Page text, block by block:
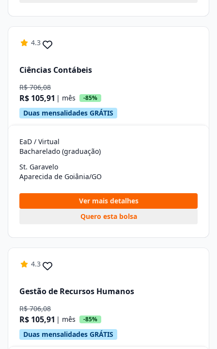
4.3
Ciências Contábeis
R$ 706,08
R$ 105,91 | mês -85%
Duas mensalidades GRÁTIS
EaD / Virtual
Bacharelado (graduação)
St. Garavelo
Aparecida de Goiânia/GO
Ver mais detalhes
Quero esta bolsa
4.3
Gestão de Recursos Humanos
R$ 706,08
R$ 105,91 | mês -85%
Duas mensalidades GRÁTIS